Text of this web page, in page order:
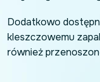
Dodatkowo
kleszczowemu
również